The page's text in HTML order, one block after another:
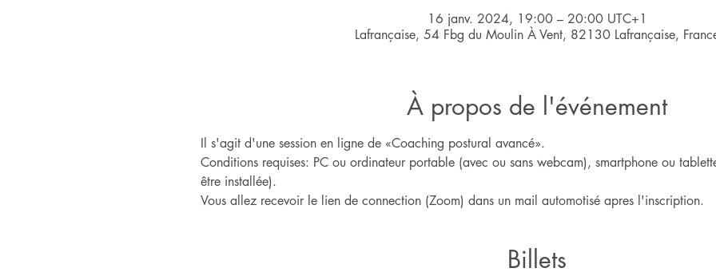
16 janv. 2024, 19:00 – 20:00 UTC+1
Lafrançaise, 54 Fbg du Moulin À Vent, 82130 Lafrançaise,
À propos de l'événement
Il s'agit d'une session en ligne de «Coaching postural avancé».
Conditions requises: PC ou ordinateur portable (avec ou sans webcam), smartphone ou
être installée).
Vous allez recevoir le lien de connection (Zoom) dans un mail automotisé apres l'inscription.
Billets